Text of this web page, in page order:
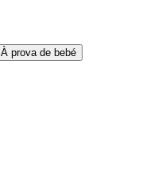
À prova de bebé